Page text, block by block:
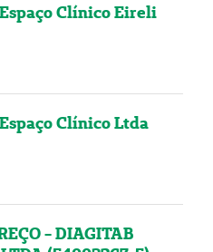
Clínico Eireli
Clínico Ltda
- DIAGITAB